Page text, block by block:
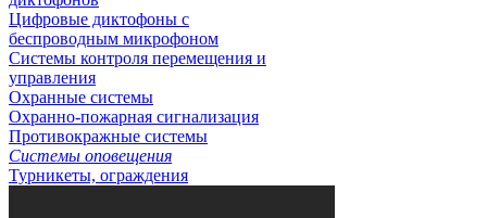
Цифровые диктофоны с
беспроводным микрофоном
Системы контроля перемещения и
управления
Охранные системы
Охранно-пожарная сигнализация
Противокражные системы
Системы оповещения
Турникеты, ограждения